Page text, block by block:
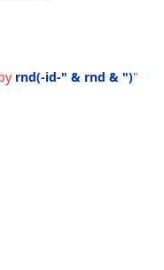
rnd(-id-" & rnd & ")"